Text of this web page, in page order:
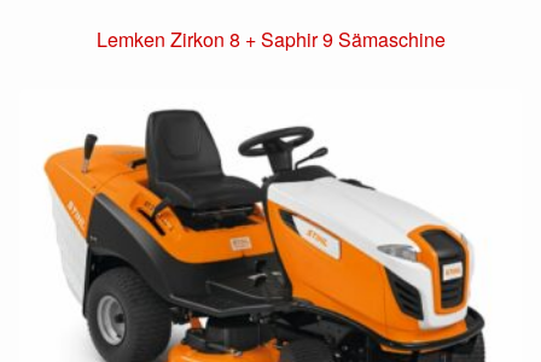
Lemken Zirkon 8 + Saphir 9 Sämaschine